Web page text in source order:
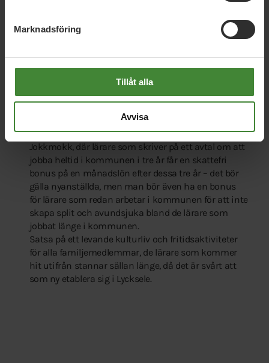
Marknadsföring
Tillåt alla
Avvisa
Vi vill se till att lärare får mer tid till undervisning och
planering, och mindre till administrativa uppgifter.
Det får samtidigt inte betyda att undervisningstiden
ökar, vilket skett i hela landet, sedan den så kallade
USK:en försvann – idag har den genomsnittlige
läraren i Sverige två timmars mer undervisning än
arbetsuppgifterna ökat.
Att införa en lärarbonus, som i exempelvis
Jokkmokk, där lärare som skriver på ett avtal om att
jobba heltid i kommunen i tre år får en skattefri
bonus på en månadslön efter dessa tre år – det bör
gälla nyanställda, men man bör även ha en bonus
för lärare som redan arbetar i kommunen för att inte
skapa split och avundsjuka bland de lärare som
jobbat länge i kommunen.
Satsa på ett levande kulturliv och fritidsaktiviteter
för alla familjemedlemmar, de lärare som kommer
hit utifrån stannar sällan länge, då det är svårt att
som ny etablera sig i Lycksele.